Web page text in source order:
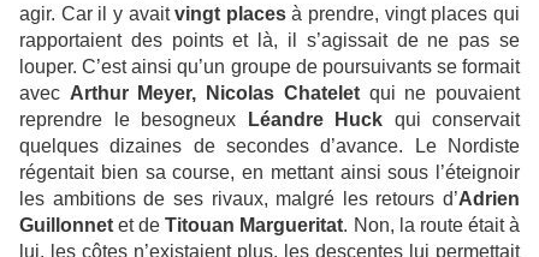
agir. Car il y avaitvingt placesà prendre, vingt places qui
rapportaient des points et là, il s’agissait de ne pas se
louper. C’est ainsi qu’un groupe de poursuivants se formait
avec Arthur Meyer, Nicolas Chateletqui ne pouvaient
reprendre le besogneux
Léandre Huck qui conservait
quelques dizaines de secondes d’avance. Le Nordiste
régentait bien sa course, en mettant ainsi sous l’éteignoir
les ambitions de ses rivaux, malgré les retours d’Adrien
Guillonnet et deTitouan Margueritat. Non, la route était à
lui, les côtes n’existaient plus, les descentes lui permettait